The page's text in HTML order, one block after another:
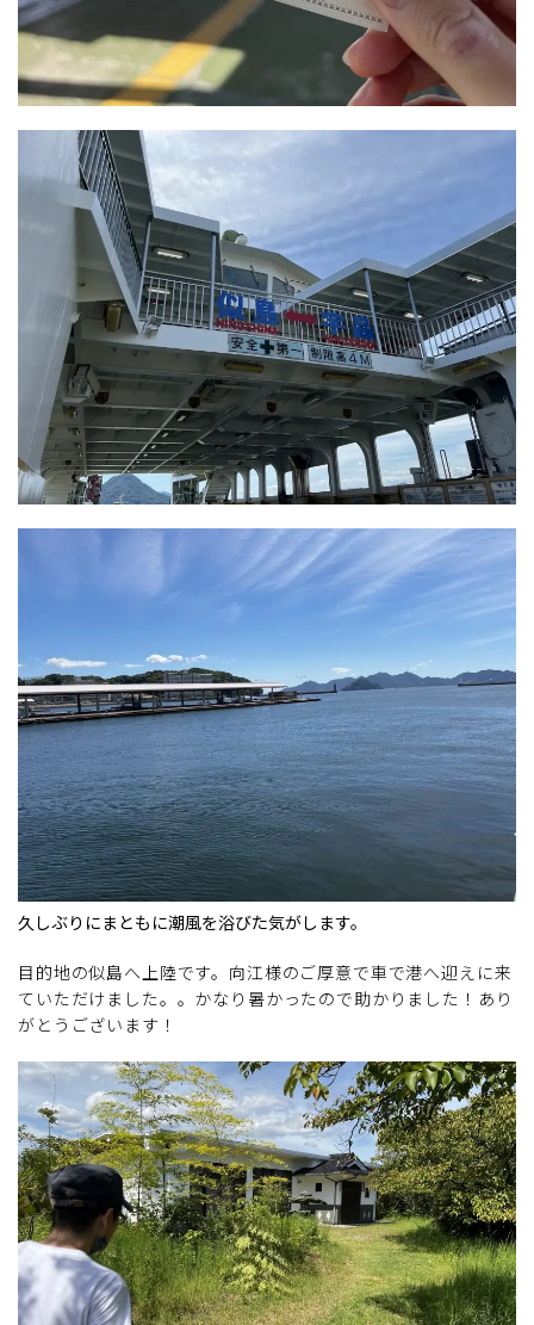
久しぶりにまともに潮風を浴びた気がします。
目的地の似島へ上陸です。向江様のご厚意で車で港へ迎えに来
ていただけました。。かなり暑かったので助かりました！あり
がとうございます！